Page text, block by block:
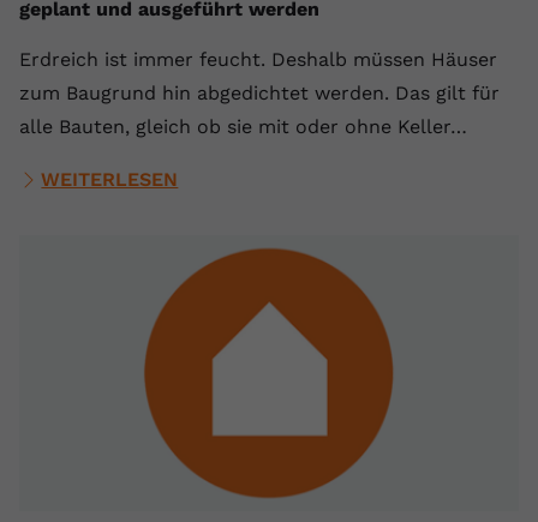
geplant und ausgeführt werden
Erdreich ist immer feucht. Deshalb müssen Häuser
zum Baugrund hin abgedichtet werden. Das gilt für
alle Bauten, gleich ob sie mit oder ohne Keller…
WEITERLESEN